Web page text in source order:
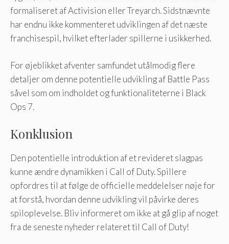
formaliseret af Activision eller Treyarch. Sidstnævnte
har endnu ikke kommenteret udviklingen af ​​det næste
franchisespil, hvilket efterlader spillerne i usikkerhed.
For øjeblikket afventer samfundet utålmodig flere
detaljer om denne potentielle udvikling af Battle Pass
såvel som om indholdet og funktionaliteterne i Black
Ops 7.
Konklusion
Den potentielle introduktion af et revideret slagpas
kunne ændre dynamikken i Call of Duty. Spillere
opfordres til at følge de officielle meddelelser nøje for
at forstå, hvordan denne udvikling vil påvirke deres
spiloplevelse. Bliv informeret om ikke at gå glip af noget
fra de seneste nyheder relateret til Call of Duty!